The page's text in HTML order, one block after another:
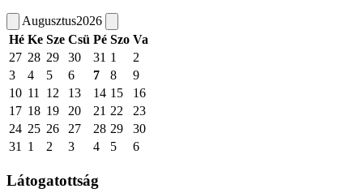
Augusztus2026
Hé Ke Sze Csü Pé Szo Va
27 28 29 30 31 1
2
3
4 5 6 7 8
9
10 11 12 13 14 15
16
17 18 19 20 21 22
23
24 25 26 27 28 29
30
31
1 2 3 4 5 6
Látogatottság